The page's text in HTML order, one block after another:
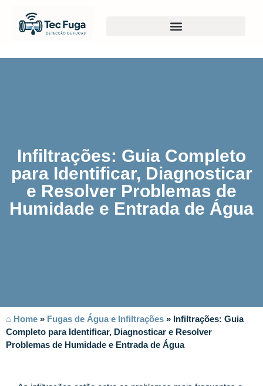
Infiltrações: Guia Completo
para Identificar, Diagnosticar
e Resolver Problemas de
Humidade e Entrada de Água
⌂ Home » Fugas de Água e Infiltrações » Infiltrações: Guia
Completo para Identificar, Diagnosticar e Resolver
Problemas de Humidade e Entrada de Água